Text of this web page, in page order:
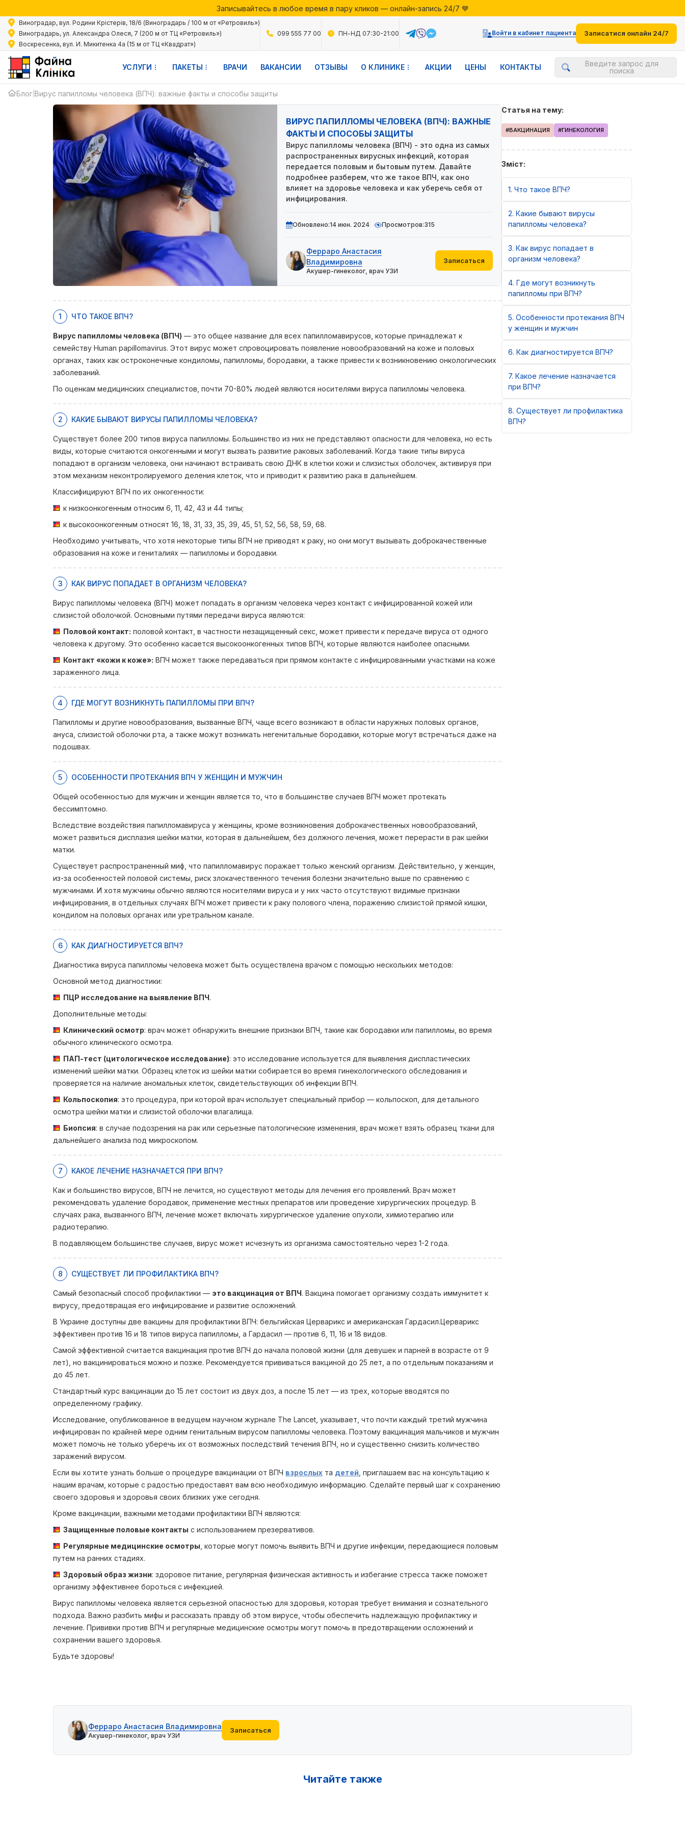
Записывайтесь в любое время в пару кликов — онлайн-запись 24/7 💙
Акции месяца в Файній Клініці — воспользуйтесь выгодными предложениями
Записывайтесь в любое время в пару кликов — онлайн-запись 24/7 💙
Виноградар, вул. Родини Крістерів, 18/6 (Виноградарь / 100 м от «Ретровиль»)
Виноградарь, ул. Александра Олеся, 7 (200 м от ТЦ «Ретровиль»)
Воскресенка, вул. И. Микитенка 4а (15 м от ТЦ «Квадрат»)
099 555 77 00 ПН-НД 07:30-21:00 Войти в кабинет пациента Записатися онлайн 24/7
УСЛУГИ ПАКЕТЫ ВРАЧИ ВАКАНСИИ ОТЗЫВЫ О КЛИНИКЕ АКЦИИ ЦЕНЫ КОНТАКТЫ
Введите запрос для
поиска
Блог Вирус папилломы человека (ВПЧ): важные факты и способы защиты
ВИРУС
ПАПИЛОМИ
ЧЕЛОВЕКА
ВИРУС ПАПИЛЛОМЫ ЧЕЛОВЕКА (ВПЧ): ВАЖНЫЕ
ФАКТЫ И СПОСОБЫ ЗАЩИТЫ
Вирус папилломы человека (ВПЧ) - это одна из самых
распространенных вирусных инфекций, которая
передается половым и бытовым путем. Давайте
подробнее разберем, что же такое ВПЧ, как оно
влияет на здоровье человека и как уберечь себя от
инфицирования.
Обновлено:14 июн. 2024 Просмотров:315
Ферраро Анастасия
Владимировна
Акушер-гинеколог, врач УЗИ
Записаться
1 ЧТО ТАКОЕ ВПЧ?
Вирус папилломы человека (ВПЧ) — это общее название для всех папилломавирусов, которые принадлежат к
семейству Human papillomavirus. Этот вирус может спровоцировать появление новообразований на коже и половых
органах, таких как остроконечные кондиломы, папилломы, бородавки, а также привести к возникновению онкологических
заболеваний.
По оценкам медицинских специалистов, почти 70-80% людей являются носителями вируса папилломы человека.
2 КАКИЕ БЫВАЮТ ВИРУСЫ ПАПИЛЛОМЫ ЧЕЛОВЕКА?
Существует более 200 типов вируса папилломы. Большинство из них не представляют опасности для человека, но есть
виды, которые считаются онкогенными и могут вызвать развитие раковых заболеваний. Когда такие типы вируса
попадают в организм человека, они начинают встраивать свою ДНК в клетки кожи и слизистых оболочек, активируя при
этом механизм неконтролируемого деления клеток, что и приводит к развитию рака в дальнейшем.
Классифицируют ВПЧ по их онкогенности:
к низкоонкогенным относим 6, 11, 42, 43 и 44 типы;
к высокоонкогенным относят 16, 18, 31, 33, 35, 39, 45, 51, 52, 56, 58, 59, 68.
Необходимо учитывать, что хотя некоторые типы ВПЧ не приводят к раку, но они могут вызывать доброкачественные
образования на коже и гениталиях — папилломы и бородавки.
3 КАК ВИРУС ПОПАДАЕТ В ОРГАНИЗМ ЧЕЛОВЕКА?
Вирус папилломы человека (ВПЧ) может попадать в организм человека через контакт с инфицированной кожей или
слизистой оболочкой. Основными путями передачи вируса являются:
Половой контакт: половой контакт, в частности незащищенный секс, может привести к передаче вируса от одного
человека к другому. Это особенно касается высокоонкогенных типов ВПЧ, которые являются наиболее опасными.
Контакт «кожи к коже»: ВПЧ может также передаваться при прямом контакте с инфицированными участками на коже
зараженного лица.
4 ГДЕ МОГУТ ВОЗНИКНУТЬ ПАПИЛЛОМЫ ПРИ ВПЧ?
Папилломы и другие новообразования, вызванные ВПЧ, чаще всего возникают в области наружных половых органов,
ануса, слизистой оболочки рта, а также можут возникать негенитальные бородавки, которые могут встречаться даже на
подошвах.
5 ОСОБЕННОСТИ ПРОТЕКАНИЯ ВПЧ У ЖЕНЩИН И МУЖЧИН
Общей особенностью для мужчин и женщин является то, что в большинстве случаев ВПЧ может протекать
бессимптомно.
Вследствие воздействия папилломавируса у женщины, кроме возникновения доброкачественных новообразований,
может развиться дисплазия шейки матки, которая в дальнейшем, без должного лечения, может перерасти в рак шейки
матки.
Существует распространенный миф, что папилломавирус поражает только женский организм. Действительно, у женщин,
из-за особенностей половой системы, риск злокачественного течения болезни значительно выше по сравнению с
мужчинами. И хотя мужчины обычно являются носителями вируса и у них часто отсутствуют видимые признаки
инфицирования, в отдельных случаях ВПЧ может привести к раку полового члена, поражению слизистой прямой кишки,
кондилом на половых органах или уретральном канале.
6 КАК ДИАГНОСТИРУЕТСЯ ВПЧ?
Диагностика вируса папилломы человека может быть осуществлена врачом с помощью нескольких методов:
Основной метод диагностики:
ПЦР исследование на выявление ВПЧ.
Дополнительные методы:
Клинический осмотр: врач может обнаружить внешние признаки ВПЧ, такие как бородавки или папилломы, во время
обычного клинического осмотра.
ПАП-тест (цитологическое исследование): это исследование используется для выявления диспластических
изменений шейки матки. Образец клеток из шейки матки собирается во время гинекологического обследования и
проверяется на наличие аномальных клеток, свидетельствующих об инфекции ВПЧ.
Кольпоскопия: это процедура, при которой врач использует специальный прибор — кольпоскоп, для детального
осмотра шейки матки и слизистой оболочки влагалища.
Биопсия: в случае подозрения на рак или серьезные патологические изменения, врач может взять образец ткани для
дальнейшего анализа под микроскопом.
7 КАКОЕ ЛЕЧЕНИЕ НАЗНАЧАЕТСЯ ПРИ ВПЧ?
Как и большинство вирусов, ВПЧ не лечится, но существуют методы для лечения его проявлений. Врач может
рекомендовать удаление бородавок, применение местных препаратов или проведение хирургических процедур. В
случаях рака, вызванного ВПЧ, лечение может включать хирургическое удаление опухоли, химиотерапию или
радиотерапию.
В подавляющем большинстве случаев, вирус может исчезнуть из организма самостоятельно через 1-2 года.
8 СУЩЕСТВУЕТ ЛИ ПРОФИЛАКТИКА ВПЧ?
Самый безопасный способ профилактики — это вакцинация от ВПЧ. Вакцина помогает организму создать иммунитет к
вирусу, предотвращая его инфицирование и развитие осложнений.
В Украине доступны две вакцины для профилактики ВПЧ: бельгийская Церварикс и американская Гардасил.Церварикс
эффективен против 16 и 18 типов вируса папилломы, а Гардасил — против 6, 11, 16 и 18 видов.
Самой эффективной считается вакцинация против ВПЧ до начала половой жизни (для девушек и парней в возрасте от 9
лет), но вакцинироваться можно и позже. Рекомендуется прививаться вакциной до 25 лет, а по отдельным показаниям и
до 45 лет.
Стандартный курс вакцинации до 15 лет состоит из двух доз, а после 15 лет — из трех, которые вводятся по
определенному графику.
Исследование, опубликованное в ведущем научном журнале The Lancet, указывает, что почти каждый третий мужчина
инфицирован по крайней мере одним генитальным вирусом папилломы человека. Поэтому вакцинация мальчиков и мужчин
может помочь не только уберечь их от возможных последствий течения ВПЧ, но и существенно снизить количество
заражений вирусом.
Если вы хотите узнать больше о процедуре вакцинации от ВПЧ взрослых та детей , приглашаем вас на консультацию к
нашим врачам, которые с радостью предоставят вам всю необходимую информацию. Сделайте первый шаг к сохранению
своего здоровья и здоровья своих близких уже сегодня.
Кроме вакцинации, важными методами профилактики ВПЧ являются:
Защищенные половые контакты с использованием презервативов.
Регулярные медицинские осмотры , которые могут помочь выявить ВПЧ и другие инфекции, передающиеся половым
путем на ранних стадиях.
Здоровый образ жизни: здоровое питание, регулярная физическая активность и избегание стресса также поможет
организму эффективнее бороться с инфекцией.
Вирус папилломы человека является серьезной опасностью для здоровья, которая требует внимания и сознательного
подхода. Важно разбить мифы и рассказать правду об этом вирусе, чтобы обеспечить надлежащую профилактику и
лечение. Прививки против ВПЧ и регулярные медицинские осмотры могут помочь в предотвращении осложнений и
сохранении вашего здоровья.
Будьте здоровы!
Статья на тему:
#ВАКЦИНАЦИЯ #ГИНЕКОЛОГИЯ
Зміст:
1 Что такое ВПЧ?
2 Какие бывают вирусы
папилломы человека?
3 Как вирус попадает в
организм человека?
4 Где могут возникнуть
папилломы при ВПЧ?
5 Особенности протекания ВПЧ
у женщин и мужчин
6 Как диагностируется ВПЧ?
7 Какое лечение назначается
при ВПЧ?
8 Существует ли профилактика
ВПЧ?
Ферраро Анастасия Владимировна
Акушер-гинеколог, врач УЗИ
Записаться
Читайте также